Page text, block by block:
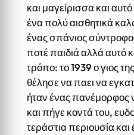
και μαγείρισσα και
ένα πολύ αισθητικά
ένας σπάνιος
ποτέ παιδιά αλλά αυτό
τρόπο: το 1939 ο γιος
θέλησε να παει να
ήταν ένας πανέμορφος
και πήγε κοντά του,
τεράστια περιουσία και